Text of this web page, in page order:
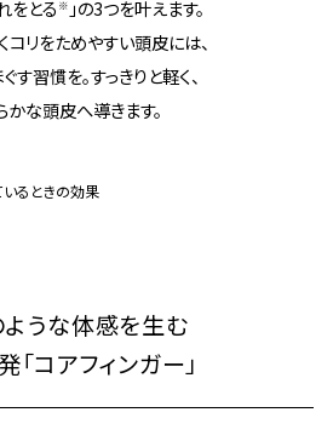
をとる ※ 」の3つを叶えます。
コリをためやすい頭皮には、
す習慣を。すっきりと軽く、
かな頭皮へ導きます。
るときの効果
うな体感を生む
「コアフィンガー」